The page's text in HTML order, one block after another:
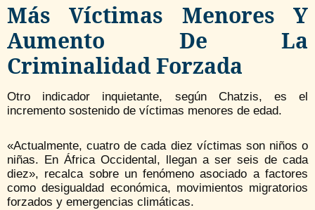
Más Víctimas Menores Y
Aumento De La
Criminalidad Forzada
Otro indicador inquietante, según Chatzis, es el
incremento sostenido de víctimas menores de edad.
«Actualmente, cuatro de cada diez víctimas son niños o
niñas. En África Occidental, llegan a ser seis de cada
diez», recalca sobre un fenómeno asociado a factores
como desigualdad económica, movimientos migratorios
forzados y emergencias climáticas.